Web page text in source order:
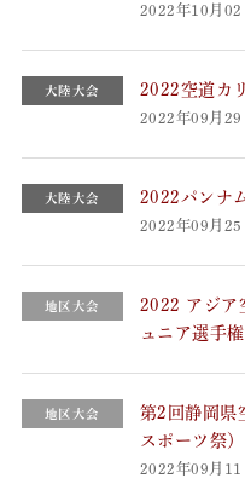
2022年10月02
大陸大会 2022空道カ
2022年09月
大陸大会 2022パンナ
2022年09月25
地区大会
2022 アジア
ュニア選手
地区大会
第2回静岡県
スポーツ祭）
2022年09月11